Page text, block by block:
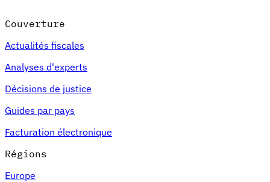
Couverture
Actualités fiscales
Analyses d'experts
Décisions de justice
Guides par pays
Facturation électronique
Régions
Europe